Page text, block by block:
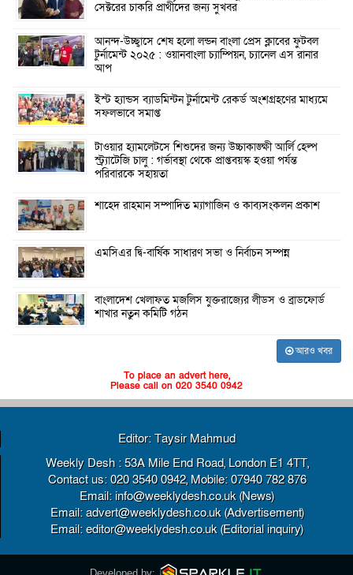
সেক্টরের চাকরি প্রার্থীদের জন্য সুখবর
আনন্দ-উচ্ছ্বাসে শেষ হলো লন্ডন বাংলা প্রেস ক্লাবের ফুটবল
টুর্নামেন্ট ২০২৫ : ওয়ানবাংলা চ্যাম্পিয়ন, চ্যানেল এস রানার
আপ
ইস্ট হ্যান্ডস ব্যাডমিন্টন টুর্নামেন্ট রেকর্ড অংশগ্রহণের মাধ্যমে
সফলভাবে সমাপ্ত
টাওয়ার হ্যামলেটসে শিশুদের জন্য উচ্চাকাঙ্ক্ষী আর্লি হেল্প
স্ট্র্যাটেজি চালু : গর্ভাবস্থা থেকে প্রাপ্তবয়স্ক হওয়া পর্যন্ত
পরিবারকে সহায়তা
শাহেদ রাহমান সম্পাদিত ম্যাগাজিন ও কাব্যসংকলন প্রকাশ
এমসিএর দ্বি-বার্ষিক সাধারণ সভা ও নির্বাচন সম্পন্ন
বাংলাদেশ খেলাফত মজলিস যুক্তরাজ্যের লীডস ও ব্রাডফোর্ড
শাখার নতুন কমিটি গঠন
আরও খবর
To place an advert here,
Please call on 020 3540 0942
Editor: Taysir Mahmud
Weekly Desh : 53A Mile End Road, London E1 4TT,
Contact us: 020 3540 0942, Mobile: 07940 782 876
Email: info@weeklydesh.co.uk (News)
Email: advert@weeklydesh.co.uk (Advertisement)
Email: editor@weeklydesh.co.uk (Editorial inquiry)